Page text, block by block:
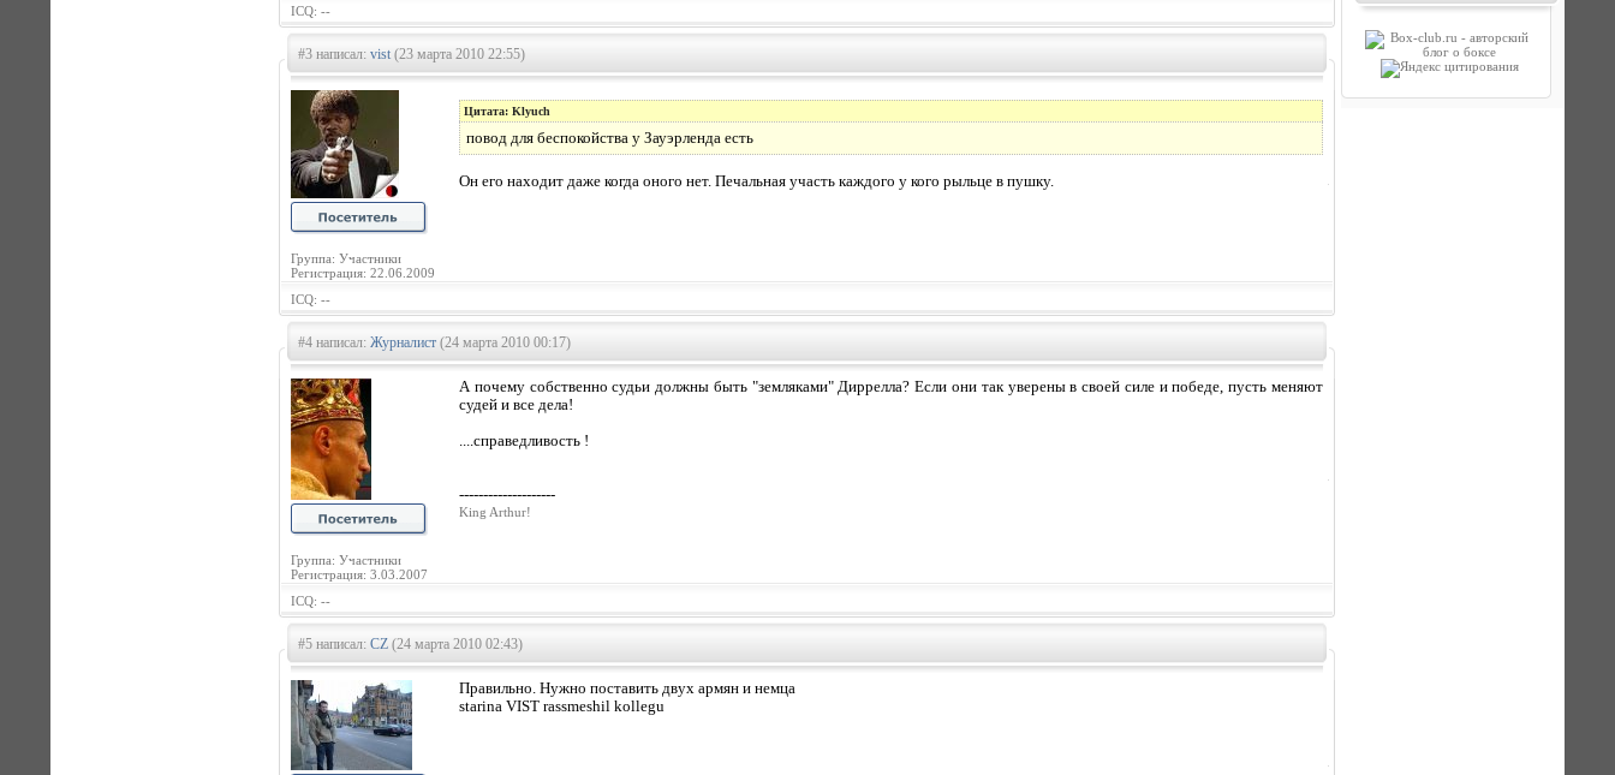
ICQ: --
#3 написал: vist(23 марта 2010 22:55)
Группа: Участники
Регистрация: 22.06.2009
Цитата: Klyuch
повод для беспокойства у Зауэрленда есть
Он его находит даже когда оного нет. Печальная участь каждого у кого рыльце в пушку.
ICQ: --
#4 написал: Журналист (24 марта 2010 00:17)
Группа: Участники
Регистрация: 3.03.2007
А почему собственно судьи должны быть "земляками" Диррелла? Если они так уверены в своей силе и победе, пусть меняют
судей и все дела!
....справедливость !
--------------------
King Arthur!
ICQ: --
#5 написал: CZ (24 марта 2010 02:43)
Правильно. Нужно поставить двух армян и немца
starina VIST rassmeshil kollegu